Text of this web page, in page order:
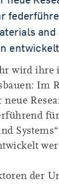
wird ihre
Im
der